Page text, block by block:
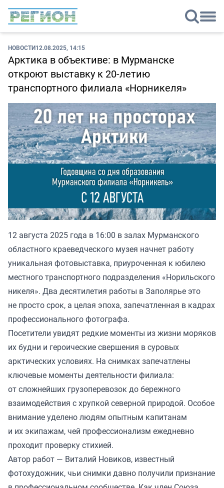
НОВОСТИ12.08.2025, 14:15
Арктика в объективе: в Мурманске
откроют выставку к 20-летию
транспортного филиала «Норникеля»
12 августа 2025 года в 16:00 в залах Мурманского
областного краеведческого музея начнет работу
уникальная фотовыставка, приуроченная к юбилею
местного транспортного подразделения «Норильского
никеля». Два десятилетия работы в Заполярье это
не просто срок, а целая эпоха, запечатленная в кадрах
профессионального фотографа.
Посетители увидят редкие моменты из жизни моряков
их будни и героические свершения в суровых
арктических условиях. На снимках запечатлены
ключевые моменты деятельности филиала:
от сложнейших грузоперевозок до бережного
взаимодействия с хрупкой северной природой. Особое
внимание уделено людям опытным капитанам
и их экипажам, чей профессионализм ежедневно
проходит проверку стихией.
Автор работ — Виталий Новиков, известный
фотохудожник, чьи снимки давно получили признание